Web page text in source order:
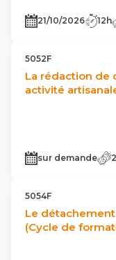
21/10/2026 12h
5052F
La rédaction de
activité
sur demande
5054F
Le détachement
(Cycle de